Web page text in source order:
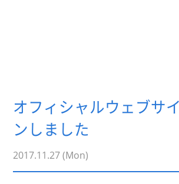
オフィシャルウェブサ
ンしました
2017.11.27 (Mon)